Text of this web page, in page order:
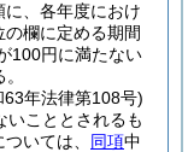
、各年度におけ
の欄に定める期間
100円に満たない
63年法律第108号)
いこととされるも
いては、 同項中